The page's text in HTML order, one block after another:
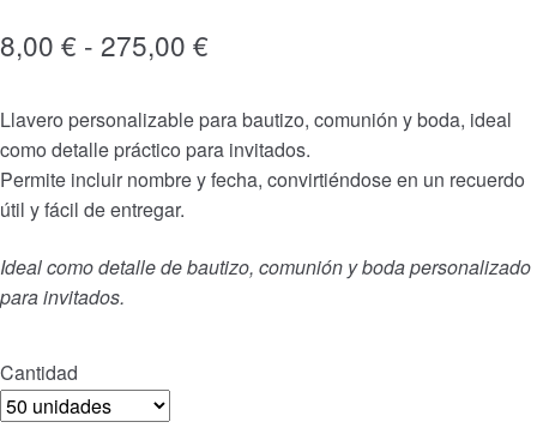
8,00 € - 275,00 €
precios:
desde
hasta
Llavero personalizable para bautizo, comunión y boda, ideal
como detalle práctico para invitados.
Permite incluir nombre y fecha, convirtiéndose en un recuerdo
útil y fácil de entregar.
Ideal como detalle de bautizo, comunión y boda personalizado
para invitados.
Cantidad